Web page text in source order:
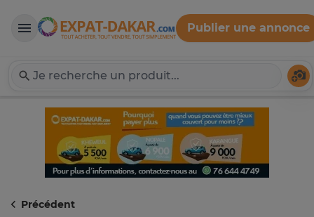
Expat-Dakar
Publier une annonce
Précédent